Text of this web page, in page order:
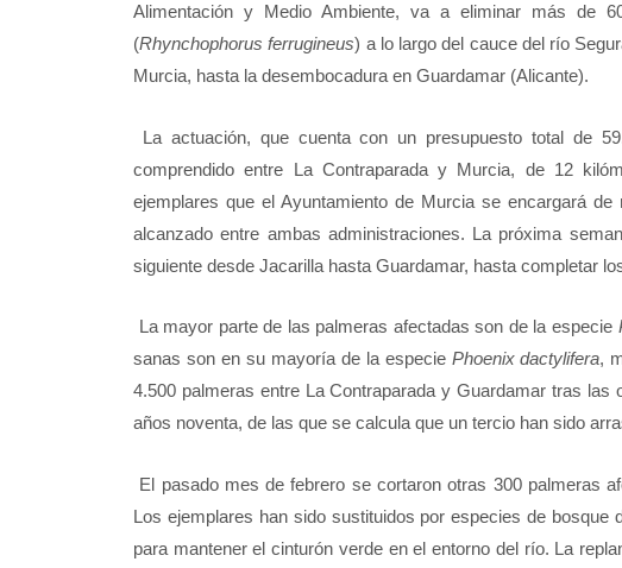
Alimentación y Medio Ambiente, va a eliminar más de
(Rhynchophorus ferrugineus) a lo largo del cauce del río
Murcia, hasta la desembocadura en Guardamar (Alicante).
La actuación, que cuenta con un presupuesto total de
comprendido entre La Contraparada y Murcia, de 12
ejemplares que el Ayuntamiento de Murcia se encargará
alcanzado entre ambas administraciones. La próxima
siguiente desde Jacarilla hasta Guardamar, hasta completar
La mayor parte de las palmeras afectadas son de la especie
sanas son en su mayoría de la especie Phoenix dactylifera,
4.500 palmeras entre La Contraparada y Guardamar tras
años noventa, de las que se calcula que un tercio han sido
El pasado mes de febrero se cortaron otras 300 palmeras
Los ejemplares han sido sustituidos por especies de
para mantener el cinturón verde en el entorno del río. La